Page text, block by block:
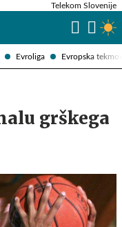
Evroliga Evropska
Telekom Slovenije
grškega